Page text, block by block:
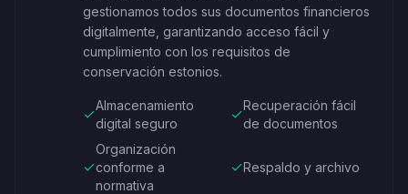
gestionamos todos sus documentos financieros
digitalmente, garantizando acceso fácil y
cumplimiento con los requisitos de
conservación estonios.
Almacenamiento
digital seguro
Recuperación fácil
de documentos
Organización
conforme a
normativa
Respaldo y archivo